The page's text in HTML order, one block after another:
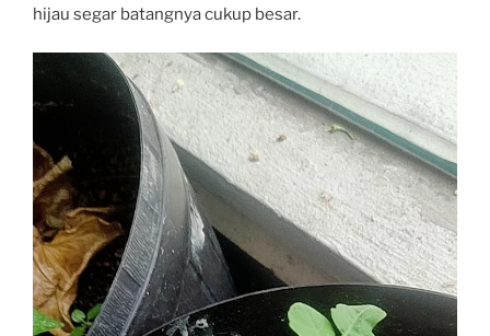
hijau segar batangnya cukup besar.